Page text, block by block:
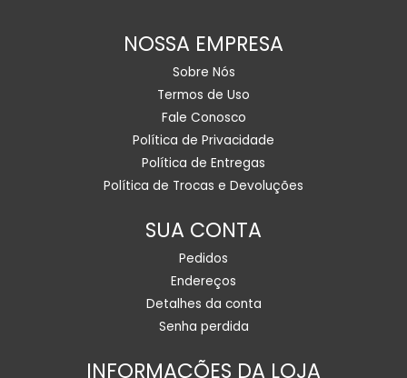
NOSSA EMPRESA
Sobre Nós
Termos de Uso
Fale Conosco
Política de Privacidade
Política de Entregas
Política de Trocas e Devoluções
SUA CONTA
Pedidos
Endereços
Detalhes da conta
Senha perdida
INFORMAÇÕES DA LOJA